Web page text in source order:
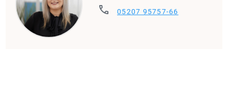
phone 05207 95757-66